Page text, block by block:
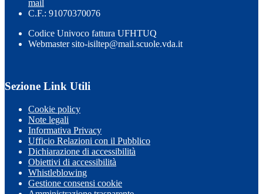
mail
C.F.: 91070370076
Codice Univoco fattura UFHTUQ
Webmaster sito-isiltep@mail.scuole.vda.it
Sezione Link Utili
Cookie policy
Note legali
Informativa Privacy
Ufficio Relazioni con il Pubblico
Dichiarazione di accessibilità
Obiettivi di accessibilità
Whistleblowing
Gestione consensi cookie